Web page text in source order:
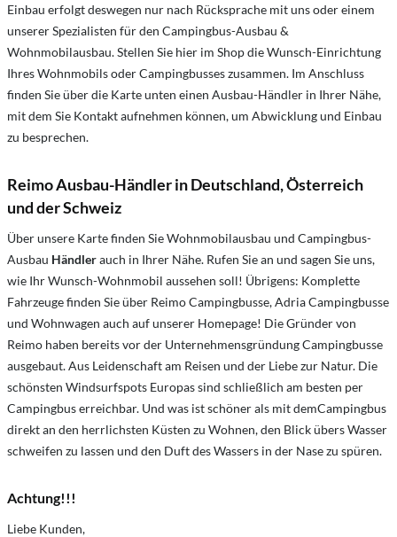
Einbau erfolgt deswegen nur nach Rücksprache mit uns oder einem
unserer Spezialisten für den Campingbus-Ausbau &
Wohnmobilausbau. Stellen Sie hier im Shop die Wunsch-Einrichtung
Ihres Wohnmobils oder Campingbusses zusammen. Im Anschluss
finden Sie über die Karte unten einen Ausbau-Händler in Ihrer Nähe,
mit dem Sie Kontakt aufnehmen können, um Abwicklung und Einbau
zu besprechen.
Reimo Ausbau-Händler in Deutschland, Österreich
und der Schweiz
Über unsere Karte finden Sie Wohnmobilausbau und Campingbus-
Ausbau Händlerauch in Ihrer Nähe. Rufen Sie an und sagen Sie uns,
wie Ihr Wunsch-Wohnmobil aussehen soll! Übrigens: Komplette
Fahrzeuge finden Sie über Reimo Campingbusse, Adria Campingbusse
und Wohnwagen auch auf unserer Homepage! Die Gründer von
Reimo haben bereits vor der Unternehmensgründung Campingbusse
ausgebaut. Aus Leidenschaft am Reisen und der Liebe zur Natur. Die
schönsten Windsurfspots Europas sind schließlich am besten per
Campingbus erreichbar. Und was ist schöner als mit demCampingbus
direkt an den herrlichsten Küsten zu Wohnen, den Blick übers Wasser
schweifen zu lassen und den Duft des Wassers in der Nase zu spüren.
Achtung!!!
Liebe Kunden,